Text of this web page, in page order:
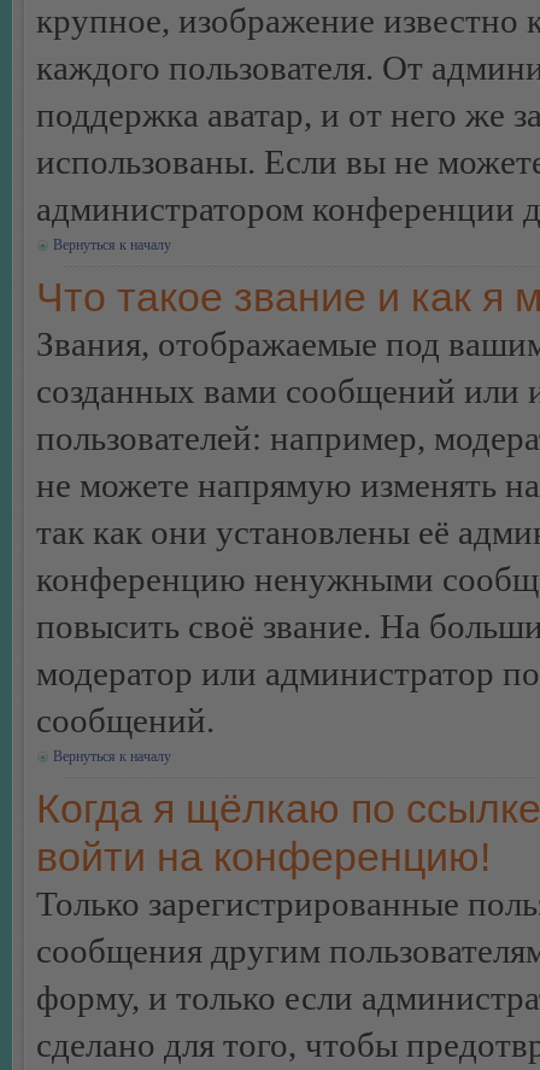
крупное, изображение известно
каждого пользователя. От
поддержка аватар, и от него же
использованы. Если вы не
администратором конференции
Вернуться к началу
Что такое звание и как я
Звания, отображаемые под
созданных вами сообщений
пользователей: например,
не можете напрямую изменять
так как они установлены её
конференцию ненужными
повысить своё звание. На
модератор или администратор
сообщений.
Вернуться к началу
Когда я щёлкаю по
войти на конференцию!
Только зарегистрированные
сообщения другим
форму, и только если
сделано для того, чтобы